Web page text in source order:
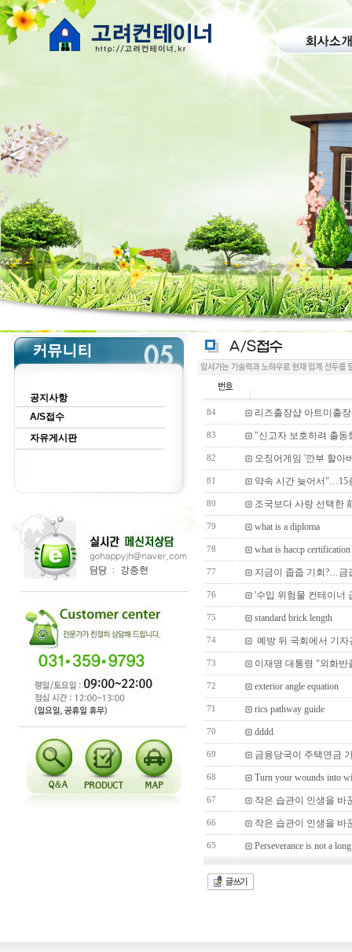
공지사항
A/S접수
자유게시판
84 리즈출장샵 아트미출
83 "신고자 보호하려 출
82 오징어게임 '깐부 할아
81 약속 시간 늦어서"…15
80 조국보다 사랑 선택한
79 what is a diploma
78 what is haccp certification
77 지금이 줍줍 기회?…금
76 '수입 위험물 컨테이너
75 standard brick length
74 예방 뒤 국회에서 기
73 이재명 대통령 "외화
72 exterior angle equation
71 rics pathway guide
70 dddd
69 금융당국이 주택연금
68 Turn your wounds into
67 작은 습관이 인생을 바
66 작은 습관이 인생을 바
65 Perseverance is not a